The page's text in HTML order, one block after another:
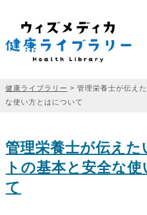
健康ライブラリー > 管理栄養士が伝え
な使い方とはについて
管理栄養士が伝え
トの基本と安全な
て